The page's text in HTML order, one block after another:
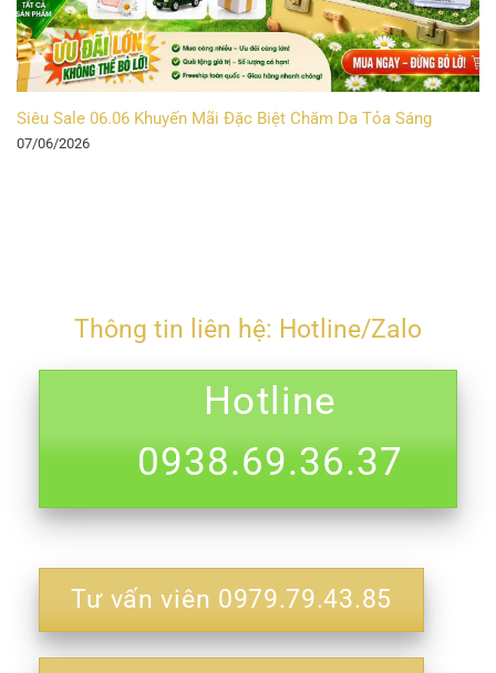
Siêu Sale 06.06 Khuyến Mãi Đặc Biệt Chăm Da Tỏa Sáng
07/06/2026
Thông tin liên hệ: Hotline/Zalo
Hotline
0938.69.36.37
Tư vấn viên 0979.79.43.85